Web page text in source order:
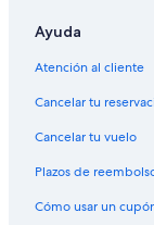
Ayuda
Atención al cliente
Cancelar tu
Cancelar tu vuelo
Plazos de
Cómo usar un